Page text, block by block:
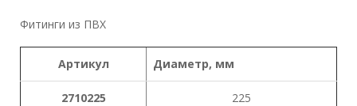
Фитинги из ПВХ
Артикул Диаметр, мм
2710225 225